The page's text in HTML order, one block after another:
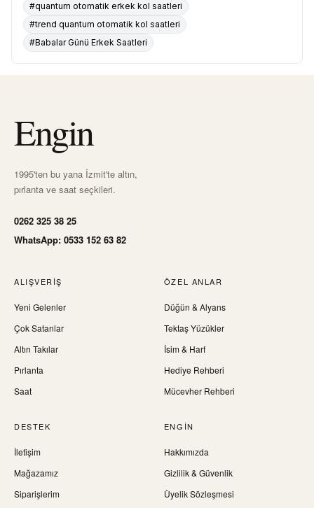
#quantum otomatik erkek kol saatleri
#trend quantum otomatik kol saatleri
#Babalar Günü Erkek Saatleri
Engin
1995'ten bu yana İzmit'te altın,
pırlanta ve saat seçkileri.
0262 325 38 25
WhatsApp: 0533 152 63 82
ALIŞVERIŞ
Yeni Gelenler
Çok Satanlar
Altın Takılar
Pırlanta
Saat
ÖZEL ANLAR
Düğün & Alyans
Tektaş Yüzükler
İsim & Harf
Hediye Rehberi
Mücevher Rehberi
DESTEK
İletişim
Mağazamız
Siparişlerim
ENGIN
Hakkımızda
Gizlilik & Güvenlik
Üyelik Sözleşmesi